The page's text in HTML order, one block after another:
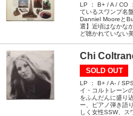
LP ： B+ / A / CO
ているスワンプ名
Danniel Mooreと
選】近頃はなかな
ど聴かれていない
Chi
SOLD OUT
LP ： B+ / A- /
イ・コルトレーン
をふんだんに盛り
ー、ピアノ弾き語
しく女性SSW、ス